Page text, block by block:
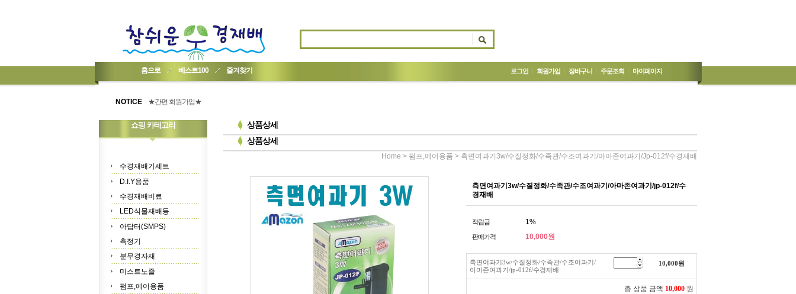
홈으로 베스트100 즐겨찾기 로그인 회원가입 장바구니 주문조회 마이페이지
NOTICE
★기업회원가입 방법..
★간편 회원가입★
쇼핑 카테고리
수경재배기세트
D.I.Y용품
수경재배비료
LED식물재배등
아답터(SMPS)
측정기
분무경자재
미스트노즐
펌프,에어용품
상품상세
상품상세
Home > 펌프,에어용품 > 측면여과기3w/수질정화/수족관/수조여과기/아마존여과기/jp-012f/수경재배
측면여과기3w/수질정화/수족관/수조여과기/아마존여과기/jp-012f/수
경재배
적립금 1%
판매가격 10,000원
측면여과기3w/수질정화/수족관/수조여과기/
아마존여과기/jp-012f/수경재배
10,000원
총 상품 금액 10,000 원